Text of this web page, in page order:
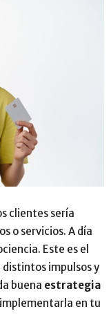
clientes sería
o servicios. A día
Este es el
impulsos y
buena estrategia
en tu